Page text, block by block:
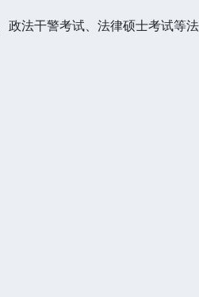
法干警考试、法律硕士考试等